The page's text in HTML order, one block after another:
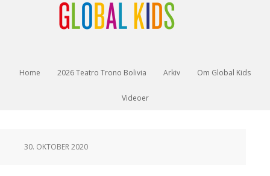
Home 2026 Teatro Trono Bolivia Arkiv Om Global Kids
Videoer
30. OKTOBER 2020